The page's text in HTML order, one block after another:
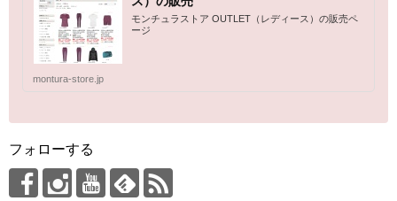
モンチュラストア OUTLET（レディース）の販売ペ
ージ
montura-store.jp
フォローする